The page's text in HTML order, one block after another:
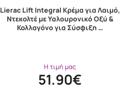
Lierac Lift Integral Κρέμα για Λαιμό,
Ντεκολτέ με Υαλουρονικό Οξύ &
Κολλαγόνο για Σύσφιξη …
Η τιμή μας
51.90€